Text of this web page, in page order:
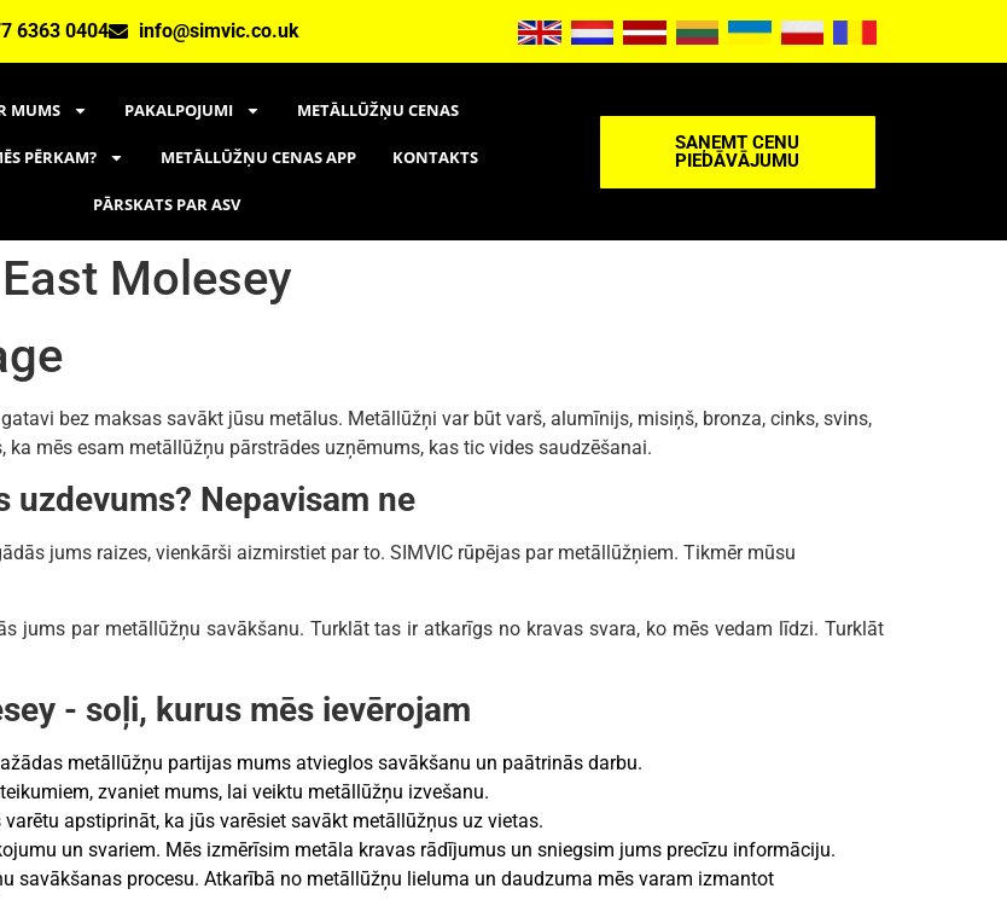
6363 0404 info@simvic.co.uk
MUMS PAKALPOJUMI METĀLLŪŽŅU CENAS
PĒRKAM? METĀLLŪŽŅU CENAS APP KONTAKTS
PĀRSKATS PAR ASV
SAŅEMT CENU
PIEDĀVĀJUMU
Molesey
bez maksas savākt jūsu metālus. Metāllūžņi var būt varš, alumīnijs, misiņš, bronza, cinks, svins,
mēs esam metāllūžņu pārstrādes uzņēmums, kas tic vides saudzēšanai.
uzdevums? Nepavisam ne
jums raizes, vienkārši aizmirstiet par to. SIMVIC rūpējas par metāllūžņiem. Tikmēr mūsu
jums par metāllūžņu savākšanu. Turklāt tas ir atkarīgs no kravas svara, ko mēs vedam līdzi. Turklāt
- soļi, kurus mēs ievērojam
metāllūžņu partijas mums atvieglos savākšanu un paātrinās darbu.
zvaniet mums, lai veiktu metāllūžņu izvešanu.
apstiprināt, ka jūs varēsiet savākt metāllūžņus uz vietas.
un svariem. Mēs izmērīsim metāla kravas rādījumus un sniegsim jums precīzu informāciju.
savākšanas procesu. Atkarībā no metāllūžņu lieluma un daudzuma mēs varam izmantot